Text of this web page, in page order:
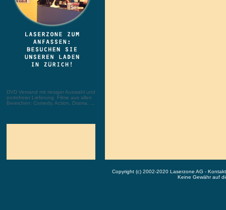
DVD Versand mit riesiger Auswahl und
portofreier Lieferung. Filme aus allen
Bereichen: Comedy, Action, Drama, ...
Copyright (c) 2002-2020 Laserzone AG -
Keine Gewähr auf